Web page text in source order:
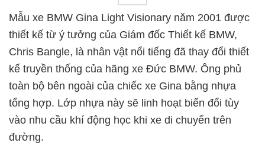
Mẫu xe BMW Gina Light Visionary năm 2001 được
thiết kế từ ý tưởng của Giám đốc Thiết kế BMW,
Chris Bangle, là nhân vật nổi tiếng đã thay đổi thiết
kế truyền thống của hãng xe Đức BMW. Ông phủ
toàn bộ bên ngoài của chiếc xe Gina bằng nhựa
tổng hợp. Lớp nhựa này sẽ linh hoạt biến đổi tùy
vào nhu cầu khí động học khi xe di chuyển trên
đường.